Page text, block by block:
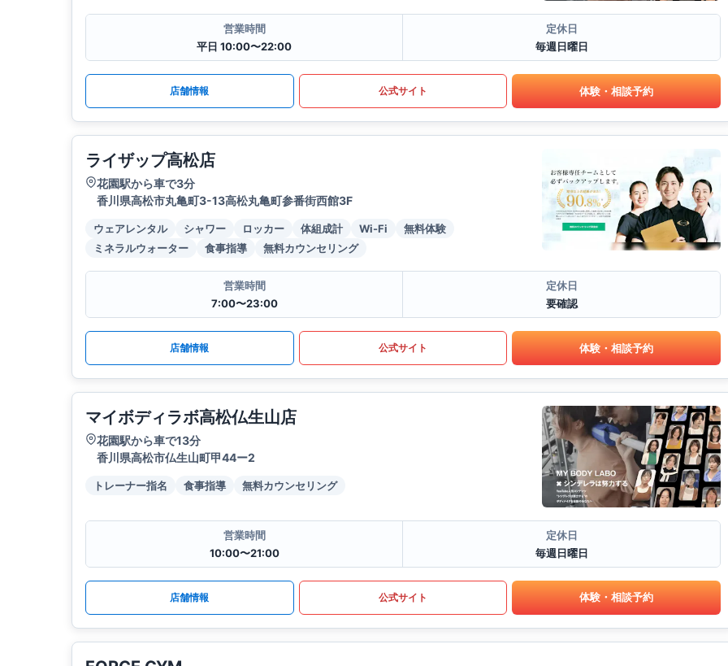
営業時間
平日 10:00〜22:00
定休日
毎週日曜日
店舗情報 公式サイト 体験・相談予約
ライザップ高松店
花園駅から車で3分
香川県高松市丸亀町3-13高松丸亀町参番街西館3F
ウェアレンタル シャワー ロッカー 体組成計 Wi-Fi
無料体験
ミネラルウォーター
食事指導 無料カウンセリング
営業時間
7:00〜23:00
定休日
要確認
店舗情報 公式サイト 体験・相談予約
マイボディラボ高松仏生山店
花園駅から車で13分
香川県高松市仏生山町甲44ー2
トレーナー指名 食事指導 無料カウンセリング
営業時間
10:00〜21:00
定休日
毎週日曜日
店舗情報 公式サイト 体験・相談予約